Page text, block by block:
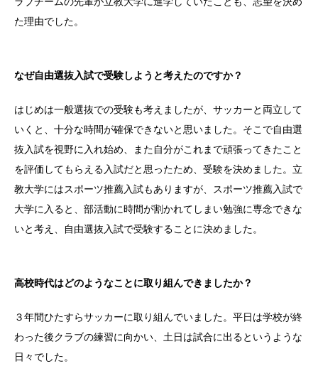
た理由でした。
なぜ自由選抜入試で受験しようと考えたのですか？
はじめは一般選抜での受験も考えましたが、サッカーと両立して
いくと、十分な時間が確保できないと思いました。そこで自由選
抜入試を視野に入れ始め、また自分がこれまで頑張ってきたこと
を評価してもらえる入試だと思ったため、受験を決めました。立
教大学にはスポーツ推薦入試もありますが、スポーツ推薦入試で
大学に入ると、部活動に時間が割かれてしまい勉強に専念できな
いと考え、自由選抜入試で受験することに決めました。
高校時代はどのようなことに取り組んできましたか？
３年間ひたすらサッカーに取り組んでいました。平日は学校が終
わった後クラブの練習に向かい、土日は試合に出るというような
日々でした。